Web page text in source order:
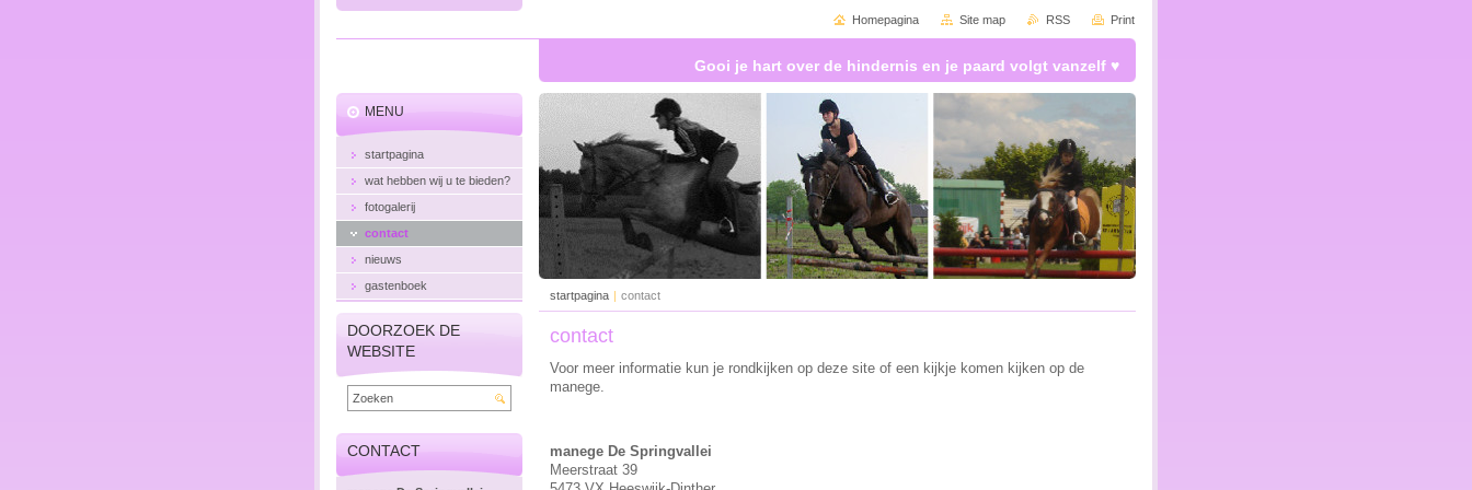
Gooi je hart over de hindernis en je paard volgt vanzelf ♥
startpagina | contact
contact
Voor meer informatie kun je rondkijken op deze site of een kijkje komen kijken op de
manege.
manege De Springvallei
Meerstraat 39
MENU
startpagina
wat hebben wij u te bieden?
fotogalerij
contact
nieuws
gastenboek
DOORZOEK DE
WEBSITE
CONTACT
Homepagina Site map RSS Print